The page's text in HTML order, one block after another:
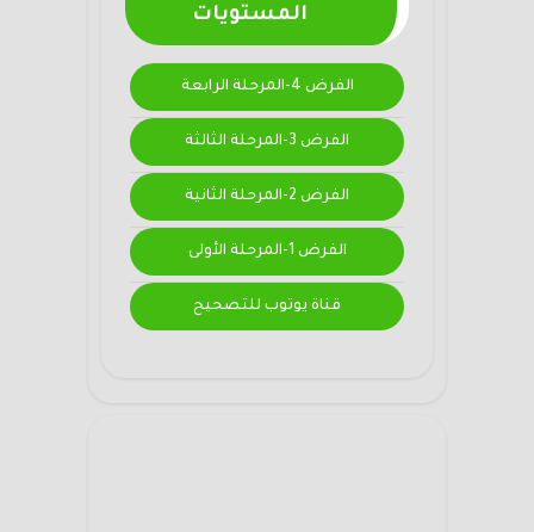
المستويات
الفرض 4-المرحلة الرابعة
الفرض 3-المرحلة الثالثة
الفرض 2-المرحلة الثانية
الفرض 1-المرحلة الأولى
قناة يوتوب للتصحيح